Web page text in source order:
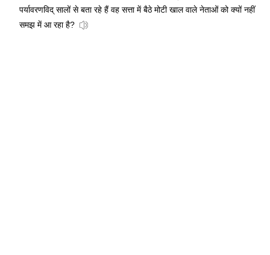
पर्यावरणविद् सालों से बता रहे हैं वह सत्ता में बैठे मोटी खाल वाले नेताओं को क्यों नहीं
समझ में आ रहा है?